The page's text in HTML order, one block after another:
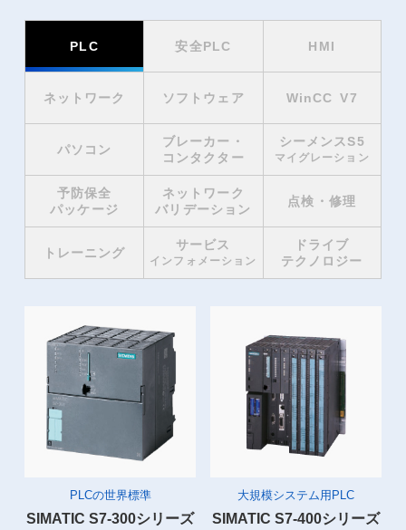
PLC 安全PLC HMI
ネットワーク ソフトウェア WinCC V7
パソコン
ブレーカー・
コンタクター
シーメンスS5
マイグレーション
予防保全
パッケージ
ネットワーク
バリデーション
点検・修理
トレーニング
サービス
インフォメーション
ドライブ
テクノロジー
PLCの世界標準
SIMATIC S7-300シリーズ
大規模システム用PLC
SIMATIC S7-400シリーズ